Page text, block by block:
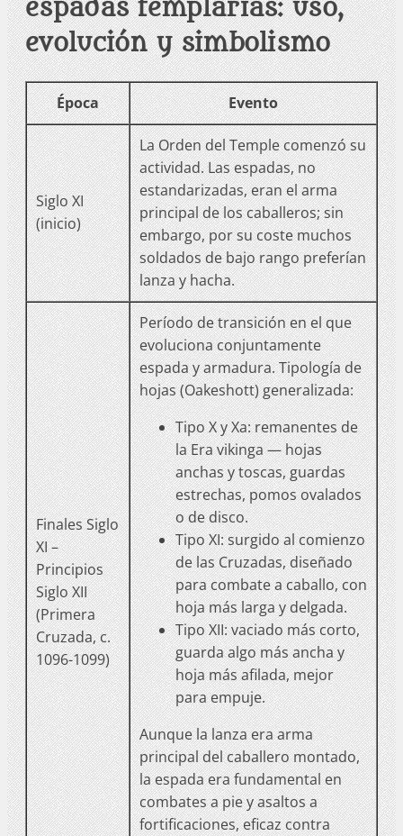
espadas templarias: uso,
evolución y simbolismo
Época Evento
Siglo XI
(inicio)
La Orden del Temple comenzó su
actividad. Las espadas, no
estandarizadas, eran el arma
principal de los caballeros; sin
embargo, por su coste muchos
soldados de bajo rango preferían
lanza y hacha.
Finales Siglo
XI –
Principios
Siglo XII
(Primera
Cruzada, c.
1096-1099)
Período de transición en el que
evoluciona conjuntamente
espada y armadura. Tipología de
hojas (Oakeshott) generalizada:
Tipo X y Xa: remanentes de
la Era vikinga — hojas
anchas y toscas, guardas
estrechas, pomos ovalados
o de disco.
Tipo XI: surgido al comienzo
de las Cruzadas, diseñado
para combate a caballo, con
hoja más larga y delgada.
Tipo XII: vaciado más corto,
guarda algo más ancha y
hoja más afilada, mejor
para empuje.
Aunque la lanza era arma
principal del caballero montado,
la espada era fundamental en
combates a pie y asaltos a
fortificaciones, eficaz contra